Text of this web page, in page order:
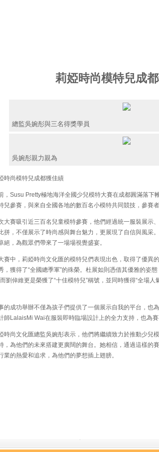
莉婭時尚模特兒成
總監吳婉彤與三名得獎學員
吳婉彤親力親為
時尚模特兒成都獲佳績
，Susu Pretty極地海洋全國少兒模特大賽在成都圓滿落下
兒參賽，與來自全國各地的數百名小模特共同競技，參賽
大賽吸引近三百名兒童模特參賽，他們經過統一服裝展示
拼，不僅展示了時尚感與舞台魅力，更展現了自信與風采
絕，為觀眾們帶來了一場場視覺盛宴。
賽中，莉婭時尚文化匯的模特兒們表現出色，取得了優異
，獲得了“全國總季軍”的殊榮。杜展如則憑借其優雅的姿
劉倬維更是榮獲了“十佳模特兒”稱號，並同時獲得“全場
的成功舉辦不僅為孩子們提供了一個展示自我的平台，也
師LalaisMi Wai在服裝即時臨場設計上的全力支持，也為
時尚文化匯總監吳婉彤表示，他們將繼續致力於推動少兒
，為他們的未來搭建更廣闊的舞台。她相信，通過這樣的
業的熱愛和追求，為他們的夢想插上翅膀。